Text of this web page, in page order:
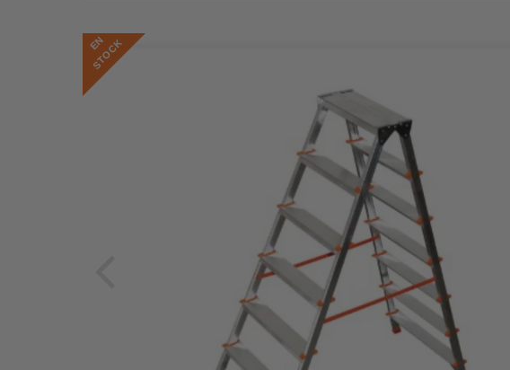
E
N
S
T
O
C
K